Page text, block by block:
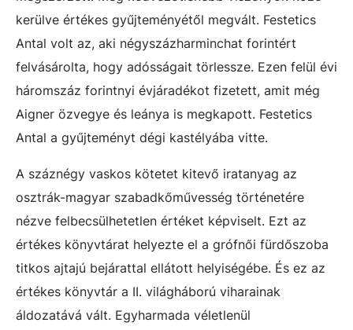
kerülve értékes gyűjteményétől megvált. Festetics
Antal volt az, aki négyszázharminchat forintért
felvásárolta, hogy adósságait törlessze. Ezen felül évi
háromszáz forintnyi évjáradékot fizetett, amit még
Aigner özvegye és leánya is megkapott. Festetics
Antal a gyűjteményt dégi kastélyába vitte.
A száznégy vaskos kötetet kitevő iratanyag az
osztrák-magyar szabadkőművesség történetére
nézve felbecsülhetetlen értéket képviselt. Ezt az
értékes könyvtárat helyezte el a grófnői fürdőszoba
titkos ajtajú bejárattal ellátott helyiségébe. És ez az
értékes könyvtár a II. világháború viharainak
áldozatává vált. Egyharmada véletlenül